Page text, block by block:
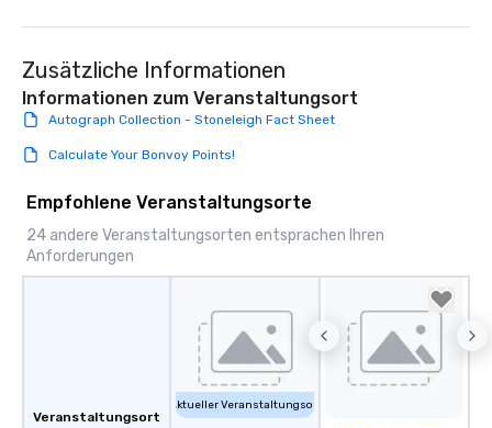
Zusätzliche Informationen
Informationen zum Veranstaltungsort
Autograph Collection - Stoneleigh Fact Sheet
Calculate Your Bonvoy Points!
Empfohlene Veranstaltungsorte
24 andere Veranstaltungsorten entsprachen Ihren
Anforderungen
Veranstaltungsort
Aktueller Veranstaltungsort